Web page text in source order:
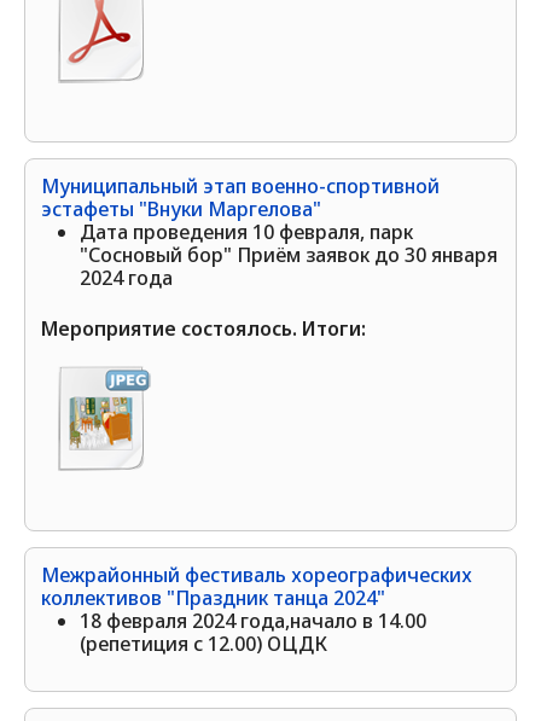
Муниципальный этап военно-спортивной
эстафеты "Внуки Маргелова"
Дата проведения 10 февраля, парк
"Сосновый бор" Приём заявок до 30 января
2024 года
Мероприятие состоялось. Итоги:
Межрайонный фестиваль хореографических
коллективов "Праздник танца 2024"
18 февраля 2024 года,начало в 14.00
(репетиция с 12.00) ОЦДК